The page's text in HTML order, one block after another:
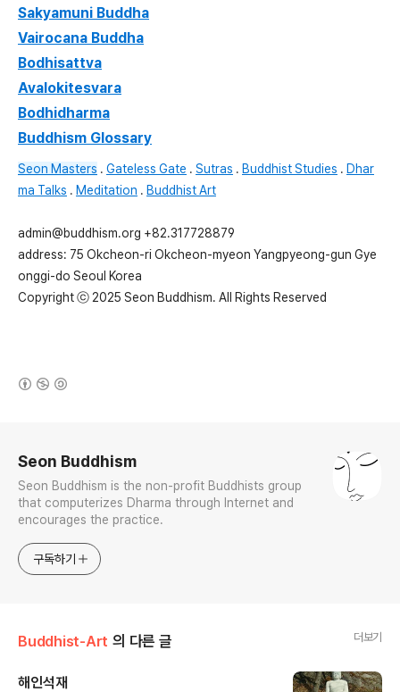
Sakyamuni Buddha
Vairocana Buddha
Bodhisattva
Avalokitesvara
Bodhidharma
Buddhism Glossary
Seon Masters . Gateless Gate . Sutras . Buddhist Studies . Dhar
ma Talks . Meditation . Buddhist Art
admin@buddhism.org +82.317728879
address: 75 Okcheon-ri Okcheon-myeon Yangpyeong-gun Gye
onggi-do Seoul Korea
Copyright ⓒ 2025 Seon Buddhism. All Rights Reserved
Seon Buddhism
Seon Buddhism is the non-profit Buddhists group
that computerizes Dharma through Internet and
encourages the practice.
구독하기
Buddhist-Art 의 다른 글 더보기
해인석재